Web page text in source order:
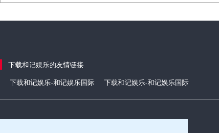
下载和记娱乐的友情链接
下载和记娱乐-和记娱乐国际
下载和记娱乐-和记娱乐国际